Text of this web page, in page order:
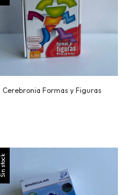
Cerebronia Formas y Figuras
Sin stock